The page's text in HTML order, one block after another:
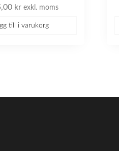
kr exkl. moms
till i varukorg